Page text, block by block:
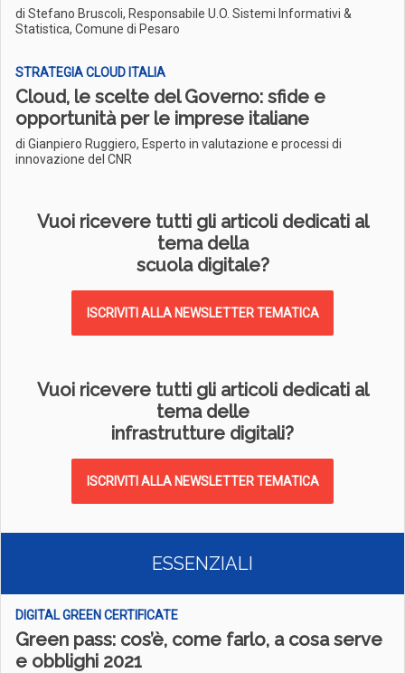
di Stefano Bruscoli, Responsabile U.O. Sistemi Informativi &
Statistica, Comune di Pesaro
STRATEGIA CLOUD ITALIA
Cloud, le scelte del Governo: sfide e
opportunità per le imprese italiane
di Gianpiero Ruggiero, Esperto in valutazione e processi di
innovazione del CNR
Vuoi ricevere tutti gli articoli dedicati al
tema della
scuola digitale?
ISCRIVITI ALLA NEWSLETTER TEMATICA
Vuoi ricevere tutti gli articoli dedicati al
tema delle
infrastrutture digitali?
ISCRIVITI ALLA NEWSLETTER TEMATICA
ESSENZIALI
DIGITAL GREEN CERTIFICATE
Green pass: cos’è, come farlo, a cosa serve
e obblighi 2021